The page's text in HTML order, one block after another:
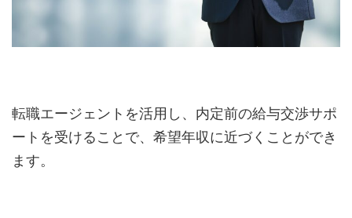
転職エージェントを活用し、内定前の給与交渉サポ
ートを受けることで、希望年収に近づくことができ
ます。